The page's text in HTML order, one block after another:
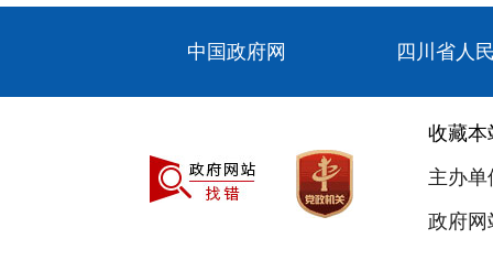
中国政府网 四川省人
收藏本
主办
政府网